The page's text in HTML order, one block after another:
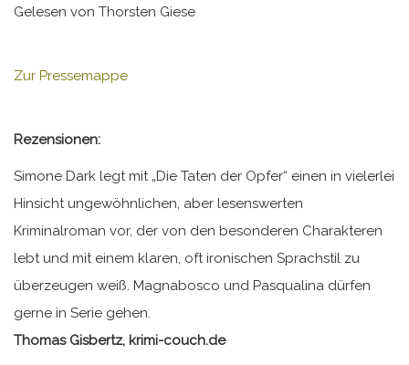
Gelesen von Thorsten Giese
Zur Pressemappe
Rezensionen:
Simone Dark legt mit „Die Taten der Opfer“ einen in vielerlei
Hinsicht ungewöhnlichen, aber lesenswerten
Kriminalroman vor, der von den besonderen Charakteren
lebt und mit einem klaren, oft ironischen Sprachstil zu
überzeugen weiß. Magnabosco und Pasqualina dürfen
gerne in Serie gehen.
Thomas Gisbertz, krimi-couch.de